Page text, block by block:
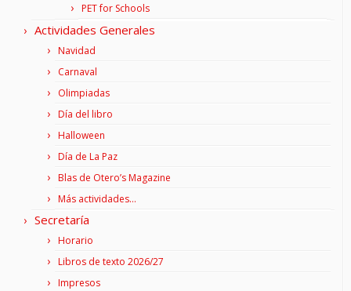
PET for Schools
Actividades Generales
Navidad
Carnaval
Olimpiadas
Día del libro
Halloween
Día de La Paz
Blas de Otero’s Magazine
Más actividades…
Secretaría
Horario
Libros de texto 2026/27
Impresos